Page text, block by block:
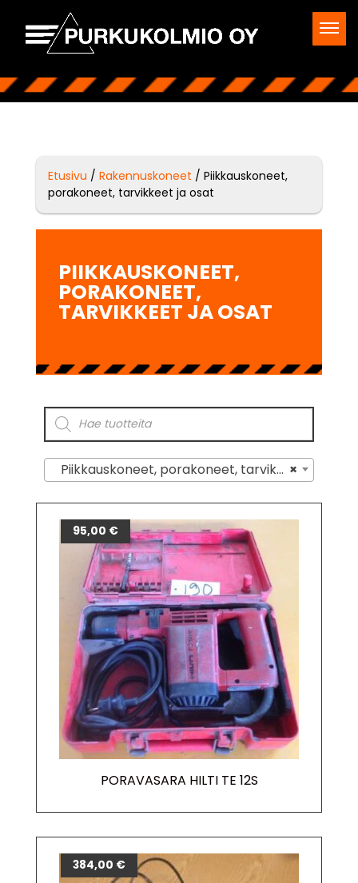
Etusivu / Rakennuskoneet / Piikkauskoneet,
porakoneet, tarvikkeet ja osat
PIIKKAUSKONEET,
PORAKONEET,
TARVIKKEET JA OSAT
×
Piikkauskoneet, porakoneet, tarvikkeet ja osat
PORAVASARA HILTI TE 12S
95,00 €
384,00 €